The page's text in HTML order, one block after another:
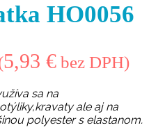
HO0056
5,93 €bez DPH)
sa na
ale aj na
polyester s elastanom.